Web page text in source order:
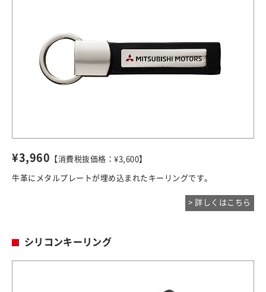
¥3,960 【消費税抜価格：¥3,600】
牛革にメタルプレートが埋め込まれたキーリングです。
> 詳しくはこちら
シリコンキーリング